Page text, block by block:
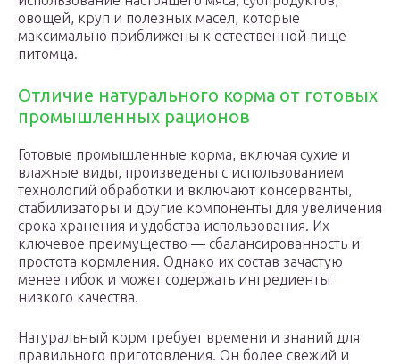
овощей, круп и полезных масел, которые
максимально приближены к естественной пище
питомца.
Отличие натурального корма от готовых
промышленных рационов
Готовые промышленные корма, включая сухие и
влажные виды, произведены с использованием
технологий обработки и включают консерванты,
стабилизаторы и другие компоненты для увеличения
срока хранения и удобства использования. Их
ключевое преимущество — сбалансированность и
простота кормления. Однако их состав зачастую
менее гибок и может содержать ингредиенты
низкого качества.
Натуральный корм требует времени и знаний для
правильного приготовления. Он более свежий и